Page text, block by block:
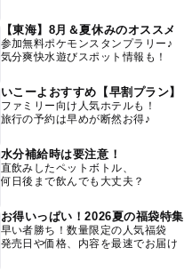
【東海】8月＆夏休みのオススメ
参加無料ポケモンスタンプラリー♪
気分爽快水遊びスポット情報も！
いこーよおすすめ【早割プラン】
ファミリー向け人気ホテルも！
旅行の予約は早めが断然お得♪
水分補給時は要注意！
直飲みしたペットボトル、
何日後まで飲んでも大丈夫？
お得いっぱい！2026夏の福袋特集
早い者勝ち！数量限定の人気福袋
発売日や価格、内容を最速でお届け